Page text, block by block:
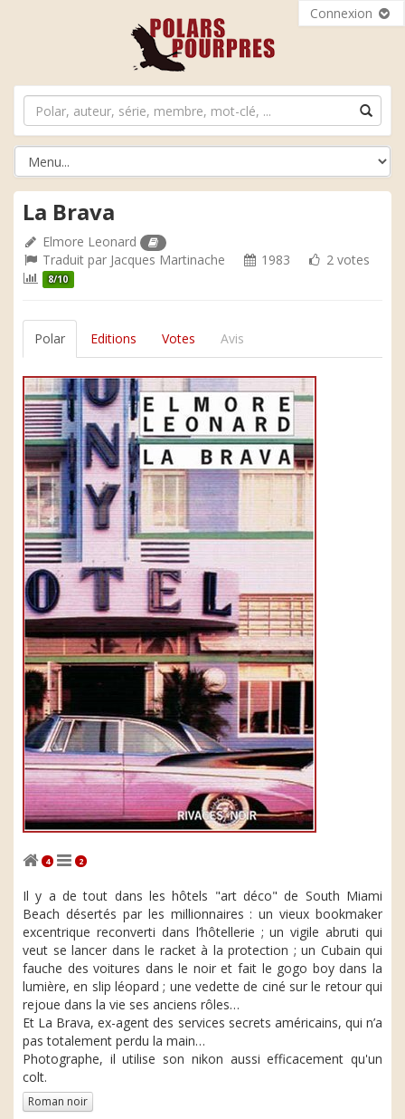
Connexion
La Brava
Elmore Leonard
Traduit par Jacques Martinache 1983 2 votes
8/10
Polar Editions Votes Avis
4 2
Il y a de tout dans les hôtels "art déco" de South Miami
Beach désertés par les millionnaires : un vieux bookmaker
excentrique reconverti dans l’hôtellerie ; un vigile abruti qui
veut se lancer dans le racket à la protection ; un Cubain qui
fauche des voitures dans le noir et fait le gogo boy dans la
lumière, en slip léopard ; une vedette de ciné sur le retour qui
rejoue dans la vie ses anciens rôles…
Et La Brava, ex-agent des services secrets américains, qui n’a
pas totalement perdu la main…
Photographe, il utilise son nikon aussi efficacement qu'un
colt.
Roman noir